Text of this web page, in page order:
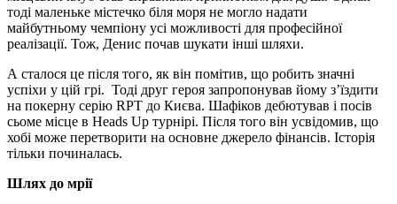
тоді маленьке містечко біля моря не могло надати
майбутньому чемпіону усі можливості для професійної
реалізації. Тож, Денис почав шукати інші шляхи.
А сталося це після того, як він помітив, що робить значні
успіхи у цій грі. Тоді друг героя запропонував йому з’їздити
на покерну серію RPT до Києва. Шафіков дебютував і посів
сьоме місце в Heads Up турнірі. Після того він усвідомив, що
хобі може перетворити на основне джерело фінансів. Історія
тільки починалась.
Шлях до мрії